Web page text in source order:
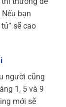
bạn
sẽ cao
người cũng
1, 5 và 9
mới sẽ